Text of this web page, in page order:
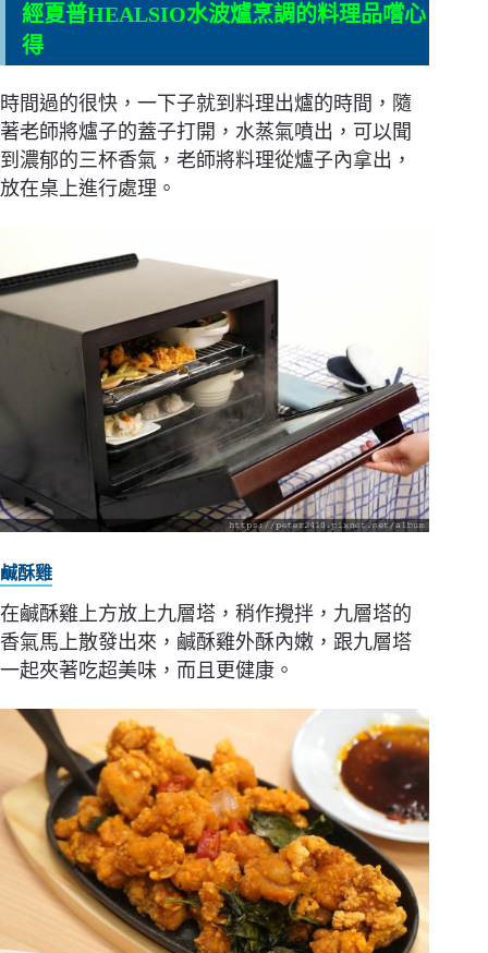
經夏普HEALSIO水波爐烹調的料理品嚐心
得
時間過的很快，一下子就到料理出爐的時間，隨
著老師將爐子的蓋子打開，水蒸氣噴出，可以聞
到濃郁的三杯香氣，老師將料理從爐子內拿出，
放在桌上進行處理。
鹹酥雞
在鹹酥雞上方放上九層塔，稍作攪拌，九層塔的
香氣馬上散發出來，鹹酥雞外酥內嫩，跟九層塔
一起夾著吃超美味，而且更健康。